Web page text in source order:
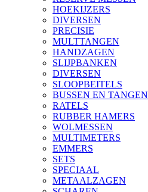
HOEKIJZERS
DIVERSEN
PRECISIE
MULTTANGEN
HANDZAGEN
SLIJPBANKEN
DIVERSEN
SLOOPBEITELS
BUSSEN EN TANGEN
RATELS
RUBBER HAMERS
WOLMESSEN
MULTIMETERS
EMMERS
SETS
SPECIAAL
METAALZAGEN